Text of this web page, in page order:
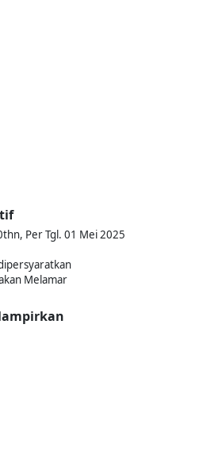
Per Tgl. 01 Mei 2025
Melamar